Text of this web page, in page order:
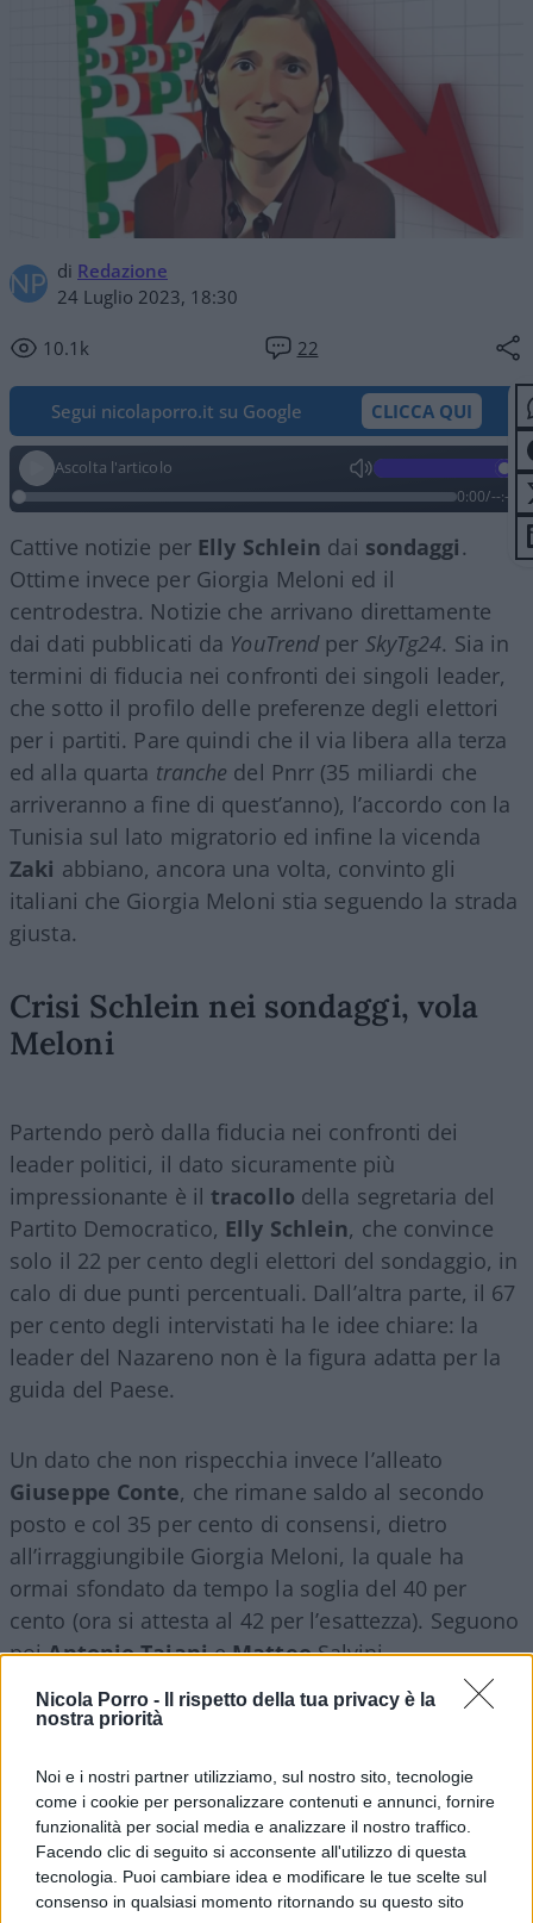
Nicola Porro -
Il rispetto della tua privacy è la
nostra priorità
Noi e i nostri partner utilizziamo, sul nostro sito, tecnologie
come i cookie per personalizzare contenuti e annunci, fornire
funzionalità per social media e analizzare il nostro traffico.
Facendo clic di seguito si acconsente all'utilizzo di questa
tecnologia. Puoi cambiare idea e modificare le tue scelte sul
consenso in qualsiasi momento ritornando su questo sito
di Redazione
24 Luglio 2023, 18:30
10.1k 22
Segui nicolaporro.it su Google CLICCA QUI
Ascolta l'articolo
0:00/--:--
Cattive notizie per Elly Schlein dai sondaggi.
Ottime invece per Giorgia Meloni ed il
centrodestra. Notizie che arrivano direttamente
dai dati pubblicati da YouTrendper SkyTg24. Sia in
termini di fiducia nei confronti dei singoli leader,
che sotto il profilo delle preferenze degli elettori
per i partiti. Pare quindi che il via libera alla terza
ed alla quarta tranche del Pnrr (35 miliardi che
arriveranno a fine di quest’anno), l’accordo con la
Tunisia sul lato migratorio ed infine la vicenda
Zaki abbiano, ancora una volta, convinto gli
italiani che Giorgia Meloni stia seguendo la strada
giusta.
Crisi Schlein nei sondaggi, vola
Meloni
Partendo però dalla fiducia nei confronti dei
leader politici, il dato sicuramente più
impressionante è iltracollo della segretaria del
Partito Democratico, Elly Schlein, che convince
solo il 22 per cento degli elettori del sondaggio, in
calo di due punti percentuali. Dall’altra parte, il 67
per cento degli intervistati ha le idee chiare: la
leader del Nazareno non è la figura adatta per la
guida del Paese.
Un dato che non rispecchia invece l’alleato
Giuseppe Conte, che rimane saldo al secondo
posto e col 35 per cento di consensi, dietro
all’irraggiungibile Giorgia Meloni, la quale ha
ormai sfondato da tempo la soglia del 40 per
cento (ora si attesta al 42 per l’esattezza). Seguono
poiAntonio TajanieMatteoSalvini,
rispettivamente al 25 ed al 24 per cento. La figura
che più convince, però, è il presidente della
cento degli interpellati.
Sondaggi